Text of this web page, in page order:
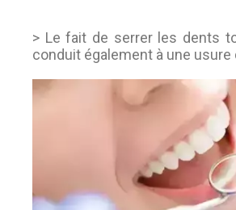
> Le fait de serrer les dents
conduit également à une usure